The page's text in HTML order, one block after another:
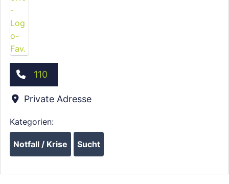
110
Private Adresse
Kategorien:
Notfall / Krise Sucht